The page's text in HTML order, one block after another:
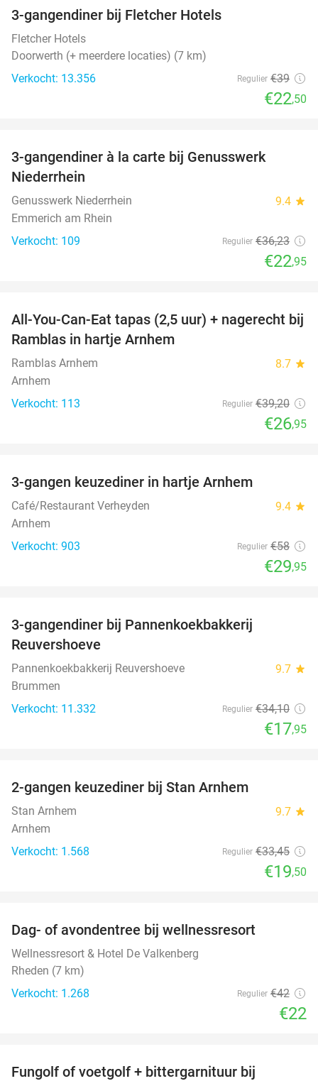
3-gangendiner bij Fletcher Hotels
Fletcher Hotels
Doorwerth (+ meerdere locaties) (7 km)
Verkocht: 13.356
Regulier €39
€22,50
3-gangendiner à la carte bij Genusswerk
Niederrhein
Genusswerk Niederrhein 9.4 star
Emmerich am Rhein
Verkocht: 109
Regulier €36,23
€22,95
31%
All-You-Can-Eat tapas (2,5 uur) + nagerecht bij
Ramblas in hartje Arnhem
Ramblas Arnhem 8.7 star
Arnhem
Verkocht: 113
Regulier €39,20
€26,95
3-gangen keuzediner in hartje Arnhem
Café/Restaurant Verheyden 9.4 star
Arnhem
Verkocht: 903
Regulier €58
€29,95
3-gangendiner bij Pannenkoekbakkerij
Reuvershoeve
Pannenkoekbakkerij Reuvershoeve 9.7 star
Brummen
Verkocht: 11.332
Regulier €34,10
€17,95
2-gangen keuzediner bij Stan Arnhem
Stan Arnhem 9.7 star
Arnhem
Verkocht: 1.568
Regulier €33,45
€19,50
Dag- of avondentree bij wellnessresort
Wellnessresort & Hotel De Valkenberg
Rheden (7 km)
Verkocht: 1.268
Regulier €42
€22
Fungolf of voetgolf + bittergarnituur bij